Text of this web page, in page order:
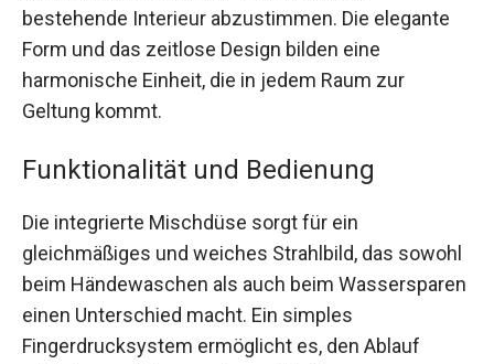
bestehende Interieur abzustimmen. Die elegante
Form und das zeitlose Design bilden eine
harmonische Einheit, die in jedem Raum zur
Geltung kommt.
Funktionalität und Bedienung
Die integrierte Mischdüse sorgt für ein
gleichmäßiges und weiches Strahlbild, das sowohl
beim Händewaschen als auch beim Wassersparen
einen Unterschied macht. Ein simples
Fingerdrucksystem ermöglicht es, den Ablauf